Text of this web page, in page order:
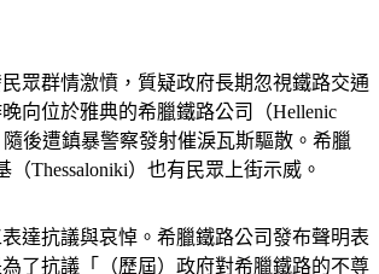
眾群情激憤，質疑政府長期忽視鐵路交通
向位於雅典的希臘鐵路公司（Hellenic
後遭鎮暴警察發射催淚瓦斯驅散。希臘
（Thessaloniki）也有民眾上街示威。
達抗議與哀悼。希臘鐵路公司發布聲明表
了抗議「（歷屆）政府對希臘鐵路的不尊